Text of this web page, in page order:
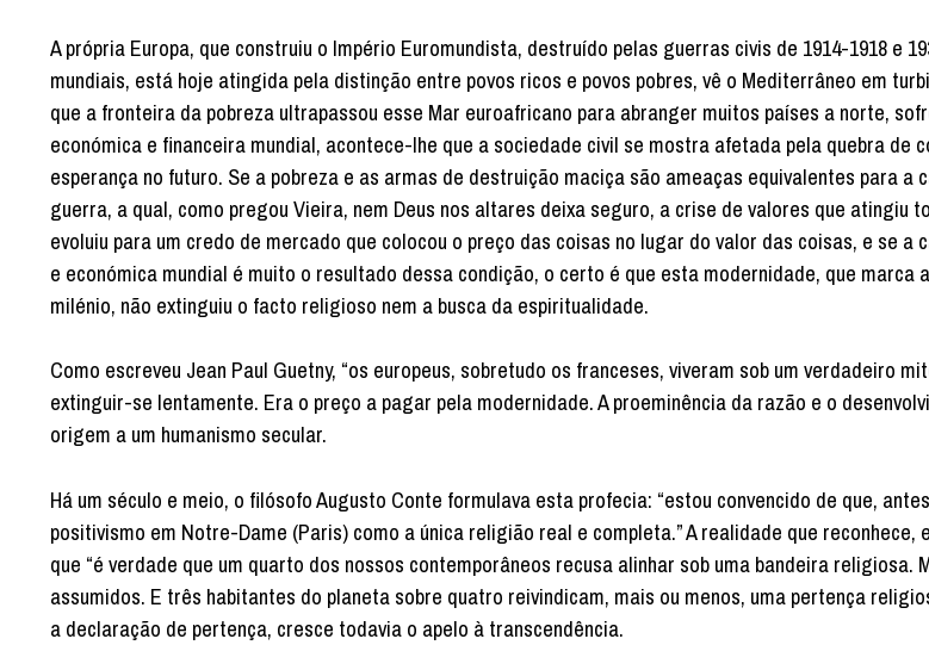
A própria Europa, que construiu o Império Euromundista, destruído pelas guerras civis de 1914-1918 e
mundiais, está hoje atingida pela distinção entre povos ricos e povos pobres, vê o Mediterrâneo em
que a fronteira da pobreza ultrapassou esse Mar euroafricano para abranger muitos países a norte,
económica e financeira mundial, acontece-lhe que a sociedade civil se mostra afetada pela quebra de
esperança no futuro. Se a pobreza e as armas de destruição maciça são ameaças equivalentes para a
guerra, a qual, como pregou Vieira, nem Deus nos altares deixa seguro, a crise de valores que atingiu
evoluiu para um credo de mercado que colocou o preço das coisas no lugar do valor das coisas, e se
e económica mundial é muito o resultado dessa condição, o certo é que esta modernidade, que marca
milénio, não extinguiu o facto religioso nem a busca da espiritualidade.
Como escreveu Jean Paul Guetny, “os europeus, sobretudo os franceses, viveram sob um verdadeiro
extinguir-se lentamente. Era o preço a pagar pela modernidade. A proeminência da razão e o
origem a um humanismo secular.
Há um século e meio, o filósofo Augusto Conte formulava esta profecia: “estou convencido de que,
positivismo em Notre-Dame (Paris) como a única religião real e completa.” A realidade que reconhece,
que “é verdade que um quarto dos nossos contemporâneos recusa alinhar sob uma bandeira religiosa.
assumidos. E três habitantes do planeta sobre quatro reivindicam, mais ou menos, uma pertença
a declaração de pertença, cresce todavia o apelo à transcendência.